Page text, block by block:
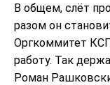
В общем, слёт
разом он
Оргкоммитет
работу. Так
Роман